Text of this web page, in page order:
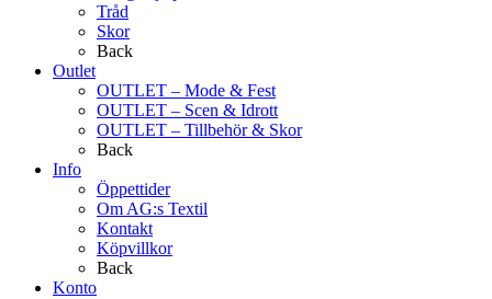
Tråd
Skor
Back
Outlet
OUTLET – Mode & Fest
OUTLET – Scen & Idrott
OUTLET – Tillbehör & Skor
Back
Info
Öppettider
Om AG:s Textil
Kontakt
Köpvillkor
Back
Konto